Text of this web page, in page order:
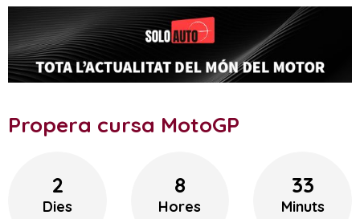
Propera cursa MotoGP
2
Dies
8
Hores
33
Minuts